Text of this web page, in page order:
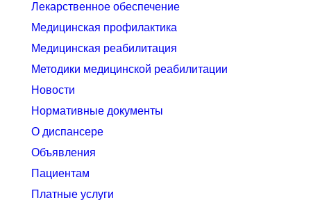
Лекарственное обеспечение
Медицинская профилактика
Медицинская реабилитация
Методики медицинской реабилитации
Новости
Нормативные документы
О диспансере
Объявления
Пациентам
Платные услуги